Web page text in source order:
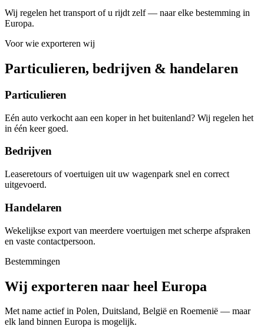
Wij regelen het transport of u rijdt zelf — naar elke bestemming in
Europa.
Voor wie exporteren wij
Particulieren, bedrijven & handelaren
Particulieren
Eén auto verkocht aan een koper in het buitenland? Wij regelen het
in één keer goed.
Bedrijven
Leaseretours of voertuigen uit uw wagenpark snel en correct
uitgevoerd.
Handelaren
Wekelijkse export van meerdere voertuigen met scherpe afspraken
en vaste contactpersoon.
Bestemmingen
Wij exporteren naar heel Europa
Met name actief in Polen, Duitsland, België en Roemenië — maar
elk land binnen Europa is mogelijk.